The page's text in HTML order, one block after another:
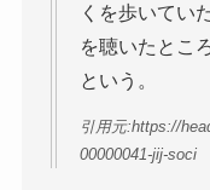
くを歩いてい
を聴いたとこ
という。
引用元:https://
00000041-jij-soci